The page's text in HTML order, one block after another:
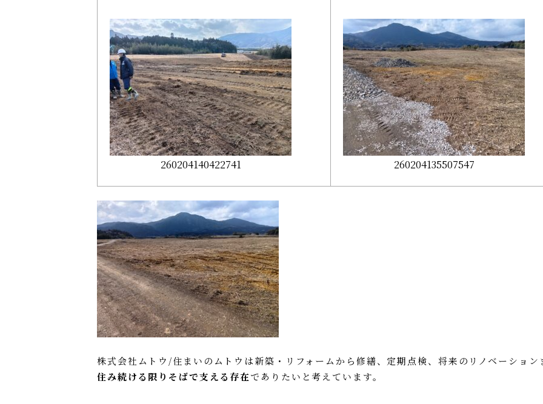
260204140422741 260204135507547
株式会社ムトウ/住まいのムトウは新築・リフォームから修繕、定期点検、将来のリノベーション
住み続ける限りそばで支える存在でありたいと考えています。